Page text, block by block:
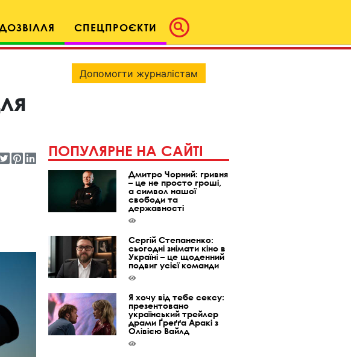
ДОЗВІЛЛЯ СПЕЦПРОЄКТИ
Допомогти журналістам
ПОПУЛЯРНЕ НА САЙТІ
Дмитро Чорний: гривня
– це не просто гроші,
а символ нашої
свободи та
державності
Сергій Степаненко:
сьогодні знімати кіно в
Україні – це щоденний
подвиг усієї команди
Я хочу від тебе сексу:
презентовано
український трейлер
драми Ґреґґа Аракі з
Олівією Вайлд